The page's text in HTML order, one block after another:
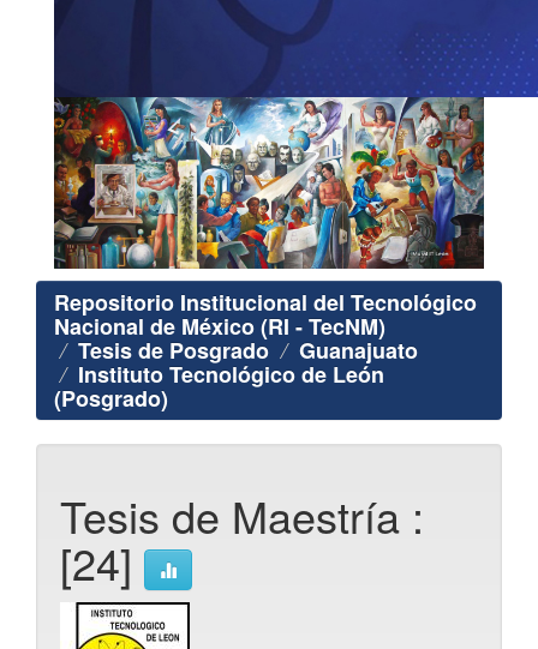
Repositorio Institucional del Tecnológico
Nacional de México (RI - TecNM)
Tesis de Posgrado Guanajuato
Instituto Tecnológico de León
(Posgrado)
Tesis de Maestría :
[24]